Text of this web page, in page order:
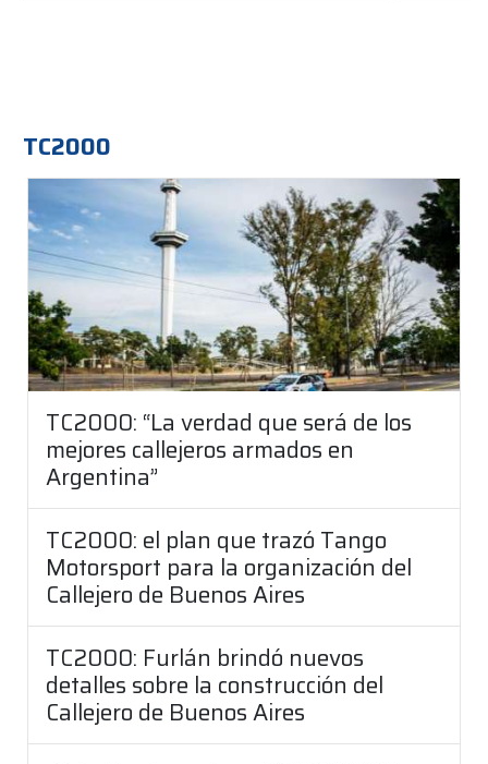
TC2000
TC2000: “La verdad que será de los
mejores callejeros armados en
Argentina”
TC2000: el plan que trazó Tango
Motorsport para la organización del
Callejero de Buenos Aires
TC2000: Furlán brindó nuevos
detalles sobre la construcción del
Callejero de Buenos Aires